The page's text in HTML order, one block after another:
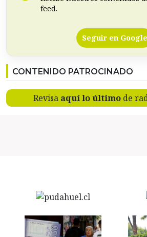
feed.
Seguir en Google
CONTENIDO PATROCINADO
Revisa aquí lo últimode